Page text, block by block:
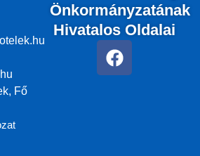
Fő
Önkormányzatának
Hivatalos Oldalai
F
a